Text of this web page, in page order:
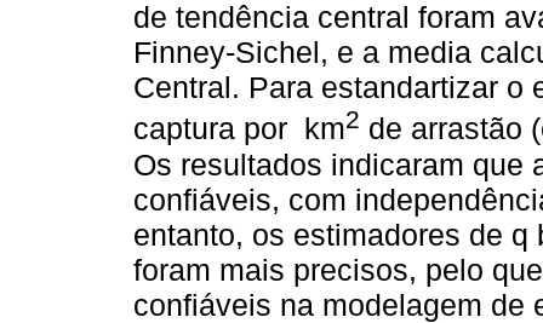
de tendência central foram
Finney-Sichel, e a media
Central. Para estandartizar o
captura por km2 de arrastão
Os resultados indicaram que
confiáveis, com
entanto, os estimadores de
foram mais precisos, pelo
confiáveis na modelagem de